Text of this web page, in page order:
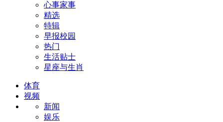
心事家事
精选
特辑
早报校园
热门
生活贴士
星座与生肖
体育
视频
新闻
娱乐